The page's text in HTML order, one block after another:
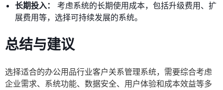
长期投入：
考虑系统的长期使用成本，包括升级费用、扩
展费用等，选择可持续发展的系统。
总结与建议
选择适合的办公用品行业客户关系管理系统，需要综合考虑
企业需求、系统功能、数据安全、用户体验和成本效益等多